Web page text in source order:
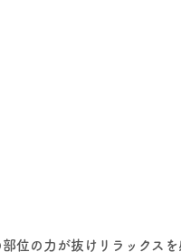
位の力が抜けリラックスを